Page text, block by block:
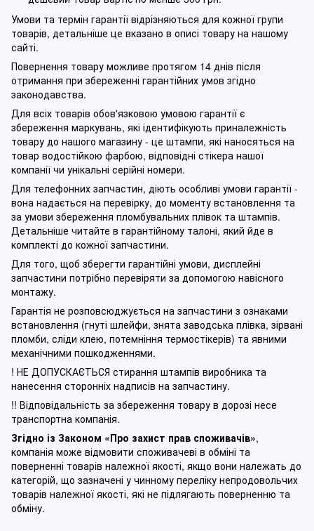
Умови та термін гарантії відрізняються для кожної групи
товарів, детальніше це вказано в описі товару на нашому
сайті.
Повернення товару можливе протягом 14 днів після
отримання при збереженні гарантійних умов згідно
законодавства.
Для всіх товарів обов'язковою умовою гарантії є
збереження маркувань, які ідентифікують приналежність
товару до нашого магазину - це штампи, які наносяться на
товар водостійкою фарбою, відповідні стікера нашої
компанії чи унікальні серійні номери.
Для телефонних запчастин, діють особливі умови гарантії -
вона надається на перевірку, до моменту встановлення та
за умови збереження пломбувальних плівок та штампів.
Детальніше читайте в гарантійному талоні, який йде в
комплекті до кожної запчастини.
Для того, щоб зберегти гарантійні умови, дисплейні
запчастини потрібно перевіряти за допомогою навісного
монтажу.
Гарантія не розповсюджується на запчастини з ознаками
встановлення (гнуті шлейфи, знята заводська плівка, зірвані
пломби, сліди клею, потемніння термостікерів) та явними
механічними пошкодженнями.
! НЕ ДОПУСКАЄТЬСЯ стирання штампів виробника та
нанесення сторонніх надписів на запчастину.
!! Відповідальність за збереження товару в дорозі несе
транспортна компанія.
Згідно із Законом «Про захист прав споживачів»,
компанія може відмовити споживачеві в обміні та
поверненні товарів належної якості, якщо вони належать до
категорій, що зазначені у чинному переліку непродовольчих
товарів належної якості, які не підлягають поверненню та
обміну.